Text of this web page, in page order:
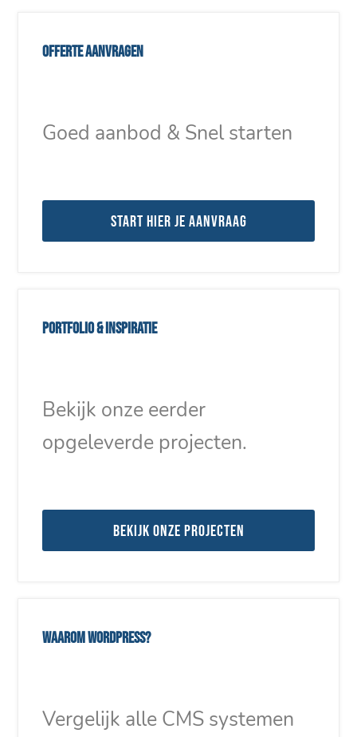
Offerte aanvragen
Goed aanbod & Snel starten
Start hier je aanvraag
Portfolio & inspiratie
Bekijk onze eerder
opgeleverde projecten.
Bekijk onze projecten
Waarom WordPress?
Vergelijk alle CMS systemen